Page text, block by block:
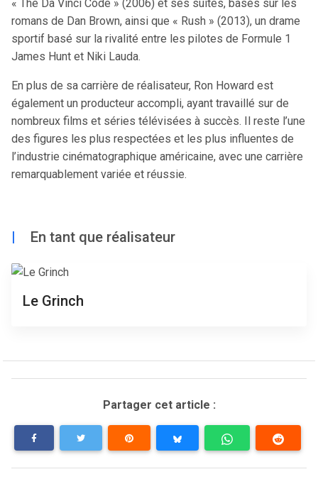
« The Da Vinci Code » (2006) et ses suites, basés sur les
romans de Dan Brown, ainsi que « Rush » (2013), un drame
sportif basé sur la rivalité entre les pilotes de Formule 1
James Hunt et Niki Lauda.
En plus de sa carrière de réalisateur, Ron Howard est
également un producteur accompli, ayant travaillé sur de
nombreux films et séries télévisées à succès. Il reste l’une
des figures les plus respectées et les plus influentes de
l’industrie cinématographique américaine, avec une carrière
remarquablement variée et réussie.
| En tant que réalisateur
Le Grinch
Partager cet article :